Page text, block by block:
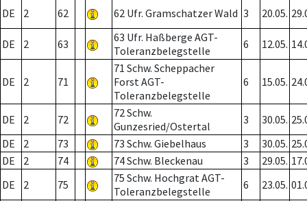
DE
2 62 62 Ufr. Gramschatzer Wald 3 20.05.
DE 2 63
63 Ufr. Haßberge AGT-
Toleranzbelegstelle
6 12.05.
DE 2 71
71 Schw. Scheppacher
Forst AGT-
Toleranzbelegstelle
6 15.05.
DE 2 72
72 Schw.
Gunzesried/Ostertal
3 30.05.
DE
2 73 73 Schw. Giebelhaus 3 30.05.
DE
2 74 74 Schw. Bleckenau 3 29.05.
DE
2 75
75 Schw. Hochgrat AGT-
Toleranzbelegstelle
6 23.05.